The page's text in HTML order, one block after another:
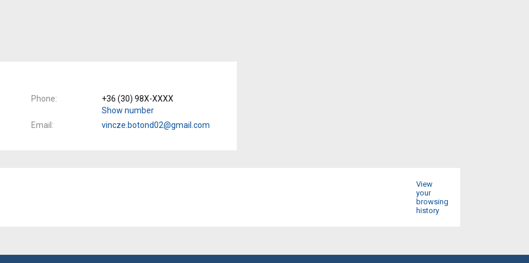
Phone
+36 (30) 98X-XXXX
Show number
Email
vincze.botond02@gmail.com
View
your
browsing
history